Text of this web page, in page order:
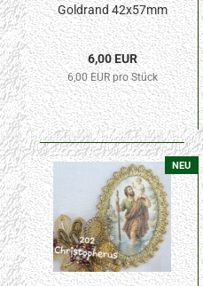
Goldrand 42x57mm
6,00 EUR
6,00 EUR pro Stück
NEU